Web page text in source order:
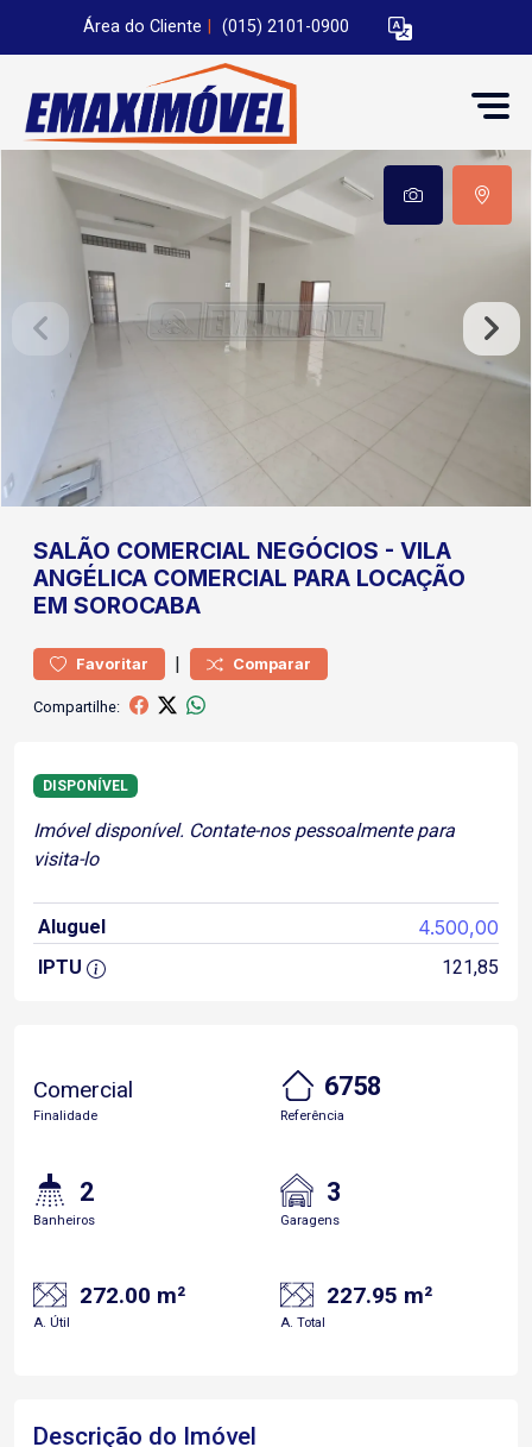
Área do Cliente (015) 2101-0900
SALÃO COMERCIAL NEGÓCIOS - VILA
ANGÉLICA COMERCIAL PARA LOCAÇÃO
EM SOROCABA
Favoritar | Comparar
Compartilhe:
DISPONÍVEL
Imóvel disponível. Contate-nos pessoalmente para
visita-lo
Aluguel 4.500,00
IPTU 121,85
Comercial
Finalidade
6758
Referência
2
Banheiros
3
Garagens
272.00 m²
A. Útil
227.95 m²
A. Total
Descrição do Imóvel